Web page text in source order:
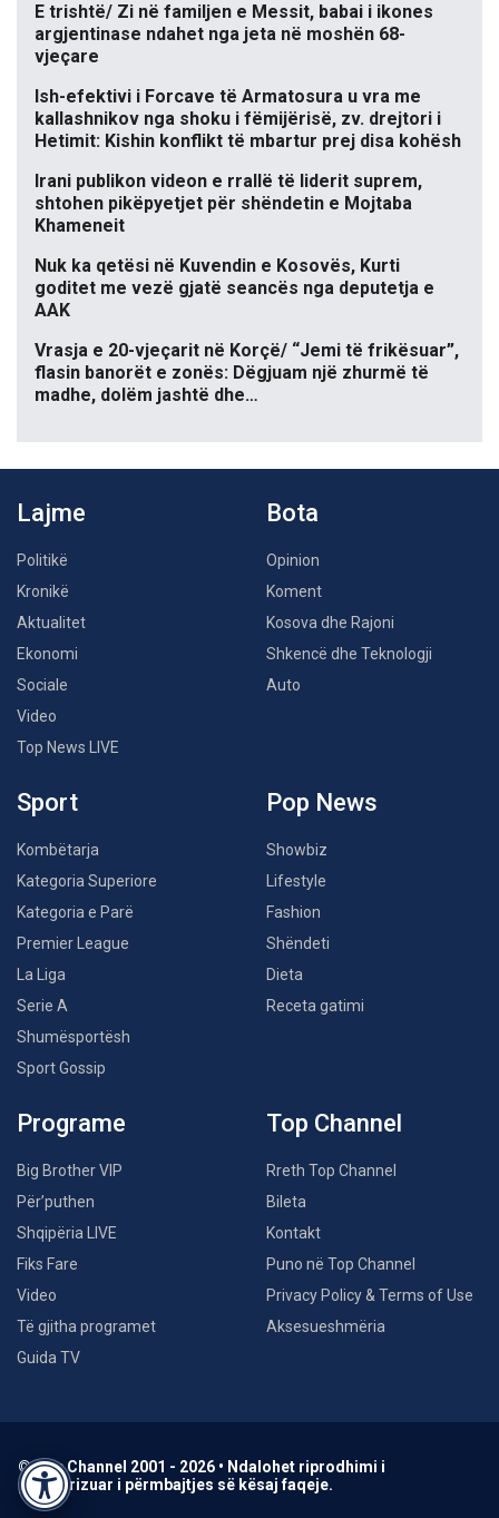
E trishtë/ Zi në familjen e Messit, babai i ikones
argjentinase ndahet nga jeta në moshën 68-
vjeçare
Ish-efektivi i Forcave të Armatosura u vra me
kallashnikov nga shoku i fëmijërisë, zv. drejtori i
Hetimit: Kishin konflikt të mbartur prej disa kohësh
Irani publikon videon e rrallë të liderit suprem,
shtohen pikëpyetjet për shëndetin e Mojtaba
Khameneit
Nuk ka qetësi në Kuvendin e Kosovës, Kurti
goditet me vezë gjatë seancës nga deputetja e
AAK
Vrasja e 20-vjeçarit në Korçë/ “Jemi të frikësuar”,
flasin banorët e zonës: Dëgjuam një zhurmë të
madhe, dolëm jashtë dhe…
Lajme
Politikë
Kronikë
Aktualitet
Ekonomi
Sociale
Video
Top News LIVE
Bota
Opinion
Koment
Kosova dhe Rajoni
Shkencë dhe Teknologji
Auto
Sport
Kombëtarja
Kategoria Superiore
Kategoria e Parë
Premier League
La Liga
Serie A
Shumësportësh
Sport Gossip
Pop News
Showbiz
Lifestyle
Fashion
Shëndeti
Dieta
Receta gatimi
Programe
Big Brother VIP
Për’puthen
Shqipëria LIVE
Fiks Fare
Video
Të gjitha programet
Guida TV
Top Channel
Rreth Top Channel
Bileta
Kontakt
Puno në Top Channel
Privacy Policy & Terms of Use
Aksesueshmëria
© Top Channel 2001 - 2026 • Ndalohet riprodhimi i
paautorizuar i përmbajtjes së kësaj faqeje.